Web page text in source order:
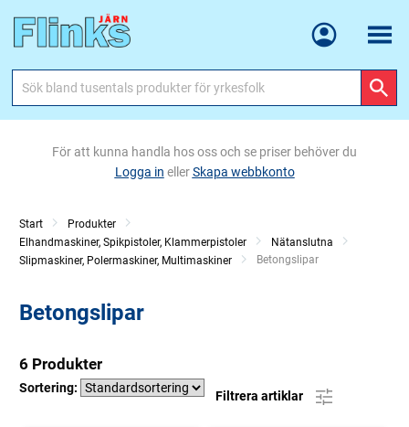
Meny
För att kunna handla hos oss och se priser behöver du
Logga in ellerSkapa webbkonto
Start
Produkter
Elhandmaskiner, Spikpistoler, Klammerpistoler
Nätanslutna
Slipmaskiner, Polermaskiner, Multimaskiner
Current:
Betongslipar
Betongslipar
6 Produkter
Sortering:
Filtrera artiklar